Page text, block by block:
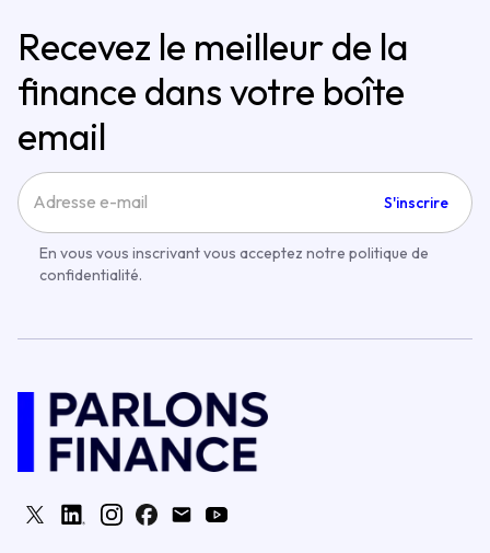
Recevez le meilleur de la
finance dans votre boîte
email
S'inscrire
En vous vous inscrivant vous acceptez notre politique de
confidentialité.